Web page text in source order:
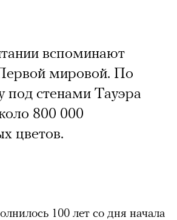
вспоминают
мировой. По
под стенами Тауэра
800 000
цветов.
100 лет со дня начала